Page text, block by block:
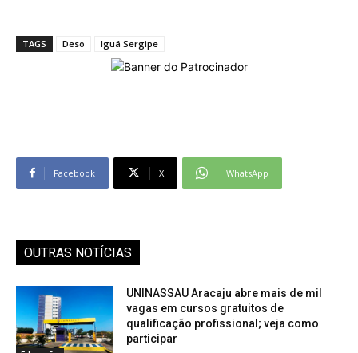
TAGS Deso Iguá Sergipe
Facebook X WhatsApp
OUTRAS NOTÍCIAS
UNINASSAU Aracaju abre mais de mil
vagas em cursos gratuitos de
qualificação profissional; veja como
participar